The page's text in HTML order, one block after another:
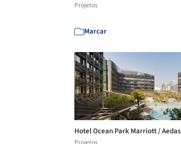
Projetos
Marcar
Hotel Ocean Park Marriott / Aedas